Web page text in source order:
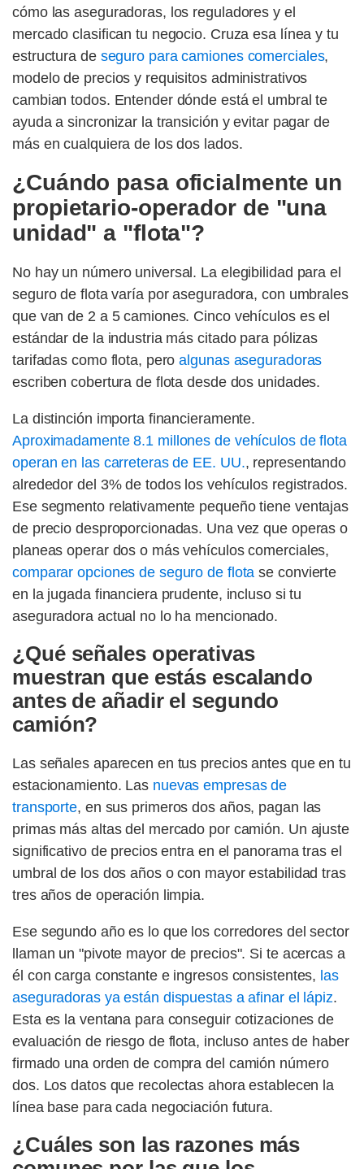
cómo las aseguradoras, los reguladores y el
mercado clasifican tu negocio. Cruza esa línea y tu
estructura deseguro para camiones comerciales,
modelo de precios y requisitos administrativos
cambian todos. Entender dónde está el umbral te
ayuda a sincronizar la transición y evitar pagar de
más en cualquiera de los dos lados.
¿Cuándo pasa oficialmente un
propietario-operador de "una
unidad" a "flota"?
No hay un número universal. La elegibilidad para el
seguro de flota varía por aseguradora, con umbrales
que van de 2 a 5 camiones. Cinco vehículos es el
estándar de la industria más citado para pólizas
tarifadas como flota, peroalgunas aseguradoras
escriben cobertura de flota desde dos unidades.
La distinción importa financieramente.
Aproximadamente 8.1 millones de vehículos de flota
operan en las carreteras de EE. UU., representando
alrededor del 3% de todos los vehículos registrados.
Ese segmento relativamente pequeño tiene ventajas
de precio desproporcionadas. Una vez que operas o
planeas operar dos o más vehículos comerciales,
comparar opciones de seguro de flota se convierte
en la jugada financiera prudente, incluso si tu
aseguradora actual no lo ha mencionado.
¿Qué señales operativas
muestran que estás escalando
antes de añadir el segundo
camión?
Las señales aparecen en tus precios antes que en tu
estacionamiento. Las nuevas empresas de
transporte, en sus primeros dos años, pagan las
primas más altas del mercado por camión. Un ajuste
significativo de precios entra en el panorama tras el
umbral de los dos años o con mayor estabilidad tras
tres años de operación limpia.
Ese segundo año es lo que los corredores del sector
llaman un "pivote mayor de precios". Si te acercas a
él con carga constante e ingresos consistentes, las
aseguradoras ya están dispuestas a afinar el lápiz.
Esta es la ventana para conseguir cotizaciones de
evaluación de riesgo de flota, incluso antes de haber
firmado una orden de compra del camión número
dos. Los datos que recolectas ahora establecen la
línea base para cada negociación futura.
¿Cuáles son las razones más